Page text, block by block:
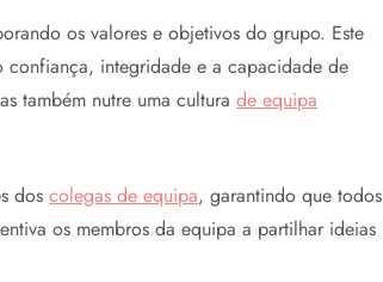
os valores e objetivos do grupo. Este
integridade e a capacidade de
também nutre uma culturade equipa
doscolegas de equipa, garantindo que todos
os membros da equipa a partilhar ideias